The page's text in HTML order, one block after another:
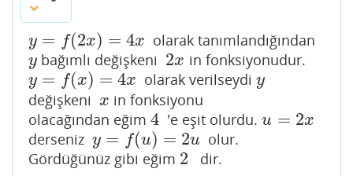
y = f(2x) = 4x
y=f(2 x)=4x olarak tanımlandığından
y
y bağımlı değişkeni 2x
2x in fonksiyonudur.
y = f(x) = 4x
y=f(x =4x olarak verilseydiy
y
değişkeni x
x in fonksiyonu
olacağından eğim 4
4 'e eşit olurdu.u = 2x
u=2x
derseniz y = f(u) = 2u
y=f(u )=2u
olur.
Gördüğünüz gibi eğim 2
2 dir.